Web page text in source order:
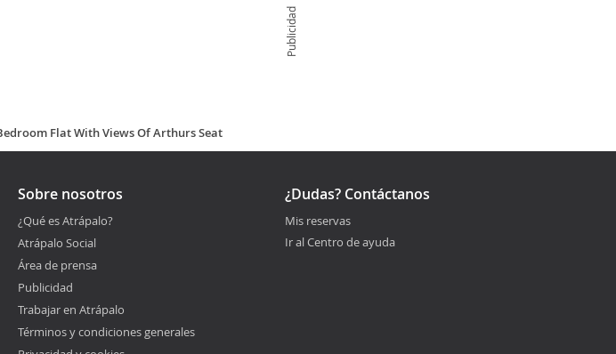
Publicidad
Flat With Views Of Arthurs Seat
Sobre nosotros
¿Qué es Atrápalo?
Atrápalo Social
Área de prensa
Publicidad
Trabajar en Atrápalo
Términos y condiciones generales
¿Dudas? Contáctanos
Mis reservas
Ir al Centro de ayuda